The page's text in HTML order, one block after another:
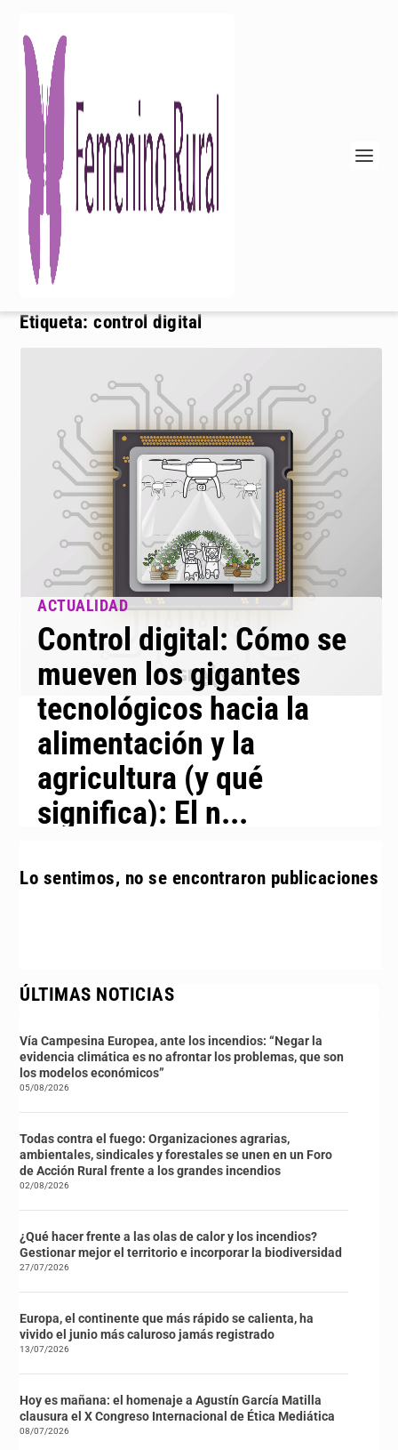
Etiqueta:control digital
Control digital: Cómo se
mueven los gigantes
tecnológicos hacia la
alimentación y la
agricultura (y qué
significa): El n...
Lo sentimos, no se encontraron publicaciones
ÚLTIMAS NOTICIAS
Vía Campesina Europea, ante los incendios: “Negar la
evidencia climática es no afrontar los problemas, que son
los modelos económicos”
05/08/2026
Todas contra el fuego: Organizaciones agrarias,
ambientales, sindicales y forestales se unen en un Foro
de Acción Rural frente a los grandes incendios
02/08/2026
¿Qué hacer frente a las olas de calor y los incendios?
Gestionar mejor el territorio e incorporar la biodiversidad
27/07/2026
Europa, el continente que más rápido se calienta, ha
vivido el junio más caluroso jamás registrado
13/07/2026
Hoy es mañana: el homenaje a Agustín García Matilla
clausura el X Congreso Internacional de Ética Mediática
08/07/2026